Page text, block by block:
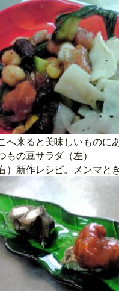
へ来ると美味しいものに
もの豆サラダ（左）
右）新作レシピ。メンマと